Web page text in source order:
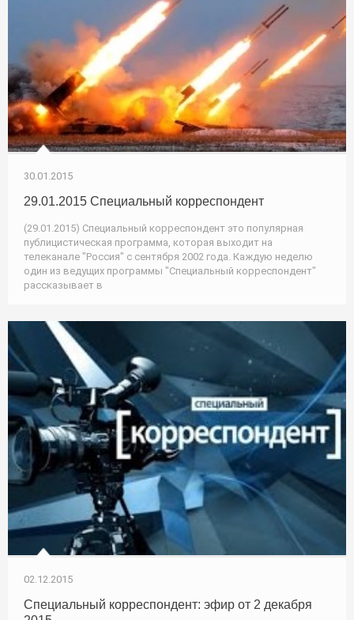
30.01.2015
29.01.2015 Специальный корреспондент
(29.01.2015) Специальный корреспондент это популярная
публицистическая программа, которая выходит на
телеканале "Россия" с сентября 2002 года. Каждую неделю
один из ведущих программы "Специальный корреспондент"
рассказывает в
02.12.2015
Специальный корреспондент: эфир от 2 декабря